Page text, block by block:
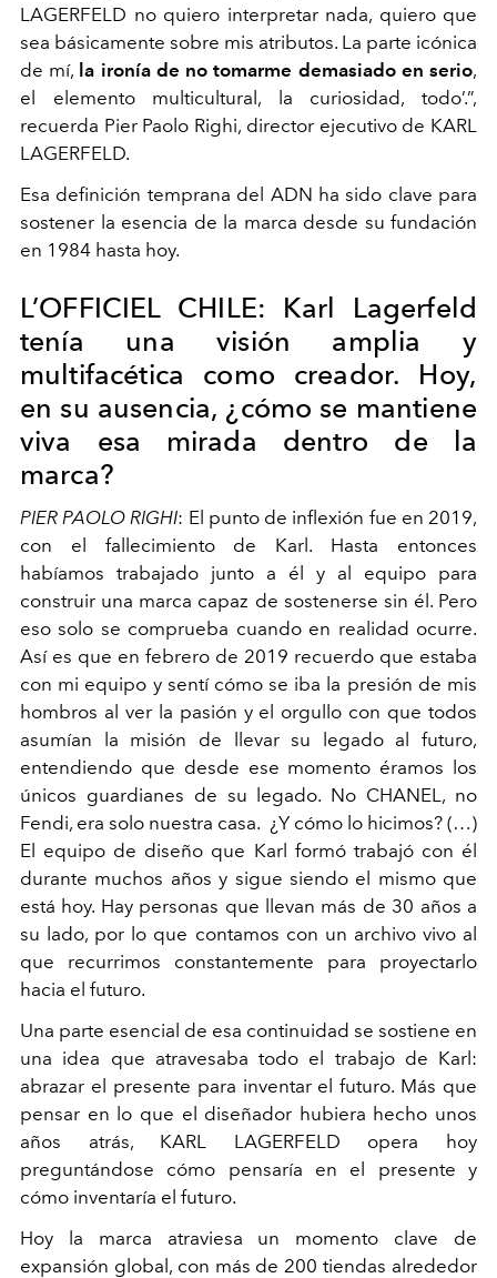
LAGERFELD no quiero interpretar nada, quiero que
sea básicamente sobre mis atributos. La parte icónica
de mí, la ironía de no tomarme demasiado en serio,
el elemento multicultural, la curiosidad, todo’.”,
recuerda Pier Paolo Righi, director ejecutivo de KARL
LAGERFELD.
Esa definición temprana del ADN ha sido clave para
sostener la esencia de la marca desde su fundación
en 1984 hasta hoy.
L’OFFICIEL CHILE: Karl Lagerfeld
tenía una visión amplia y
multifacética como creador. Hoy,
en su ausencia, ¿cómo se mantiene
viva esa mirada dentro de la
marca?
PIER PAOLO RIGHI: El punto de inflexión fue en 2019,
con el fallecimiento de Karl. Hasta entonces
habíamos trabajado junto a él y al equipo para
construir una marca capaz de sostenerse sin él. Pero
eso solo se comprueba cuando en realidad ocurre.
Así es que en febrero de 2019 recuerdo que estaba
con mi equipo y sentí cómo se iba la presión de mis
hombros al ver la pasión y el orgullo con que todos
asumían la misión de llevar su legado al futuro,
entendiendo que desde ese momento éramos los
únicos guardianes de su legado. No CHANEL, no
Fendi, era solo nuestra casa. ¿Y cómo lo hicimos? (…)
El equipo de diseño que Karl formó trabajó con él
durante muchos años y sigue siendo el mismo que
está hoy. Hay personas que llevan más de 30 años a
su lado, por lo que contamos con un archivo vivo al
que recurrimos constantemente para proyectarlo
hacia el futuro.
Una parte esencial de esa continuidad se sostiene en
una idea que atravesaba todo el trabajo de Karl:
abrazar el presente para inventar el futuro. Más que
pensar en lo que el diseñador hubiera hecho unos
años atrás, KARL LAGERFELD opera hoy
preguntándose cómo pensaría en el presente y
cómo inventaría el futuro.
Hoy la marca atraviesa un momento clave de
expansión global, con más de 200 tiendas alrededor